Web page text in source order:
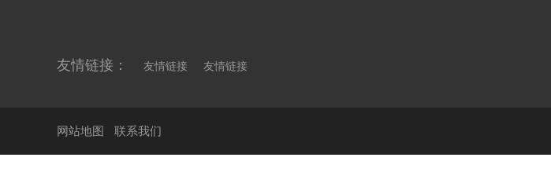
友情链接： 友情链接 友情链接
网站地图 联系我们